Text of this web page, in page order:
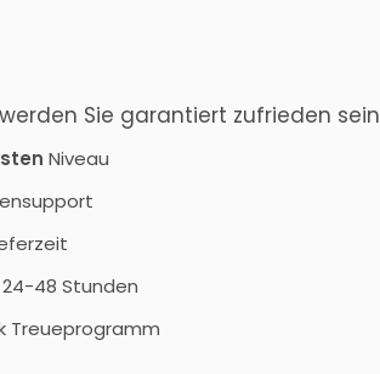
Sie garantiert zufrieden sein
Niveau
48 Stunden
Treueprogramm